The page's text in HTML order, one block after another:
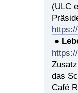
(ULC
●
das
Café